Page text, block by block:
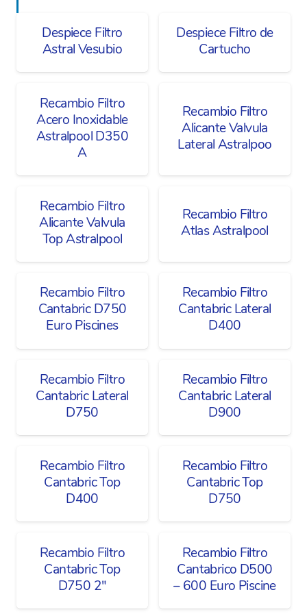
Despiece Filtro
Astral Vesubio
Despiece Filtro de
Cartucho
Recambio Filtro
Acero Inoxidable
Astralpool D350
A
Recambio Filtro
Alicante Valvula
Lateral Astralpoo
Recambio Filtro
Alicante Valvula
Top Astralpool
Recambio Filtro
Atlas Astralpool
Recambio Filtro
Cantabric D750
Euro Piscines
Recambio Filtro
Cantabric Lateral
D400
Recambio Filtro
Cantabric Lateral
D750
Recambio Filtro
Cantabric Lateral
D900
Recambio Filtro
Cantabric Top
D400
Recambio Filtro
Cantabric Top
D750
Recambio Filtro
Cantabric Top
D750 2″
Recambio Filtro
Cantabrico D500
– 600 Euro Piscine